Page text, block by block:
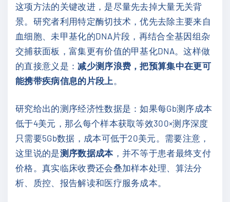
这项方法的关键改进，是尽量先去掉大量无关背
景。研究者利用特定酶切技术，优先去除主要来自
血细胞、未甲基化的DNA片段，再结合全基因组杂
交捕获面板，富集更有价值的甲基化DNA。这样做
的直接意义是：减少测序浪费，把预算集中在更可
能携带疾病信息的片段上
研究给出的测序经济性数据是：如果每Gb测序成本
低于4美元，那么每个样本获取等效300×测序深度
只需要5Gb数据，成本可低于20美元。需要注意，
这里说的是测序数据成本，并不等于患者最终支付
价格。真实临床收费还会叠加样本处理、算法分
析、质控、报告解读和医疗服务成本。